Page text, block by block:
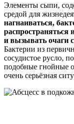
Элементы сыпи,
средой для
нагнаиваться,
распространяться
и вызывать очаги
Бактерии из
сосудистое русло,
подобные гнойные
очень серьёзная